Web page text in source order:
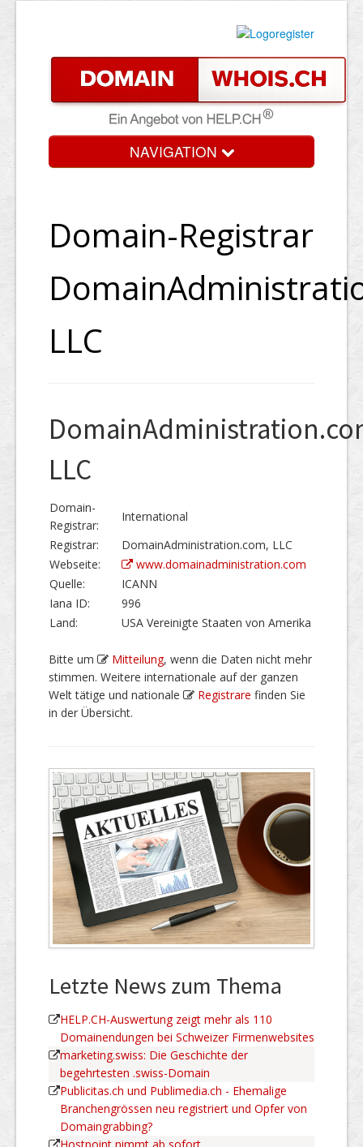
NAVIGATION
Domain-Registrar
LLC
LLC
Domain-
Registrar:
International
Registrar:
DomainAdministration.com, LLC
Webseite:
www.domainadministration.com
Quelle:
ICANN
Iana ID:
996
Land:
USA Vereinigte Staaten von Amerika
Bitte um Mitteilung, wenn die Daten nicht mehr
stimmen. Weitere internationale auf der ganzen
Welt tätige und nationale
Registrare finden Sie
in der Übersicht.
Letzte News zum Thema
HELP.CH-Auswertung zeigt mehr als 110
Domainendungen bei Schweizer Firmenwebsites
marketing.swiss: Die Geschichte der
begehrtesten .swiss-Domain
Publicitas.ch und Publimedia.ch - Ehemalige
Branchengrössen neu registriert und Opfer von
Domaingrabbing?